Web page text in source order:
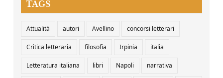
TAGS
Attualità autori Avellino concorsi letterari
Critica letteraria filosofia Irpinia italia
Letteratura italiana libri Napoli narrativa